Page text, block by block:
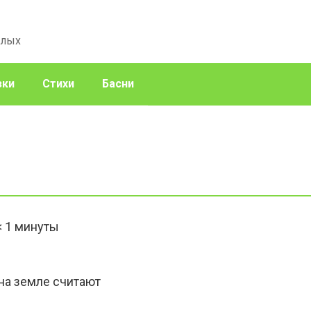
Стихи Басни
1 минуты
земле считают